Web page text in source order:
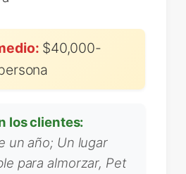
$40,000-
los clientes:
un año; Un lugar
para almorzar, Pet